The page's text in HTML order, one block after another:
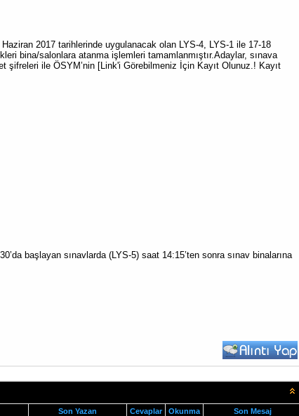
2017 tarihlerinde uygulanacak olan LYS-4, LYS-1 ile 17-18
bina/salonlara atanma işlemleri tamamlanmıştır.Adaylar, sınava
ile ÖSYM’nin [Link'i Görebilmeniz İçin Kayıt Olunuz.! Kayıt
başlayan sınavlarda (LYS-5) saat 14:15’ten sonra sınav binalarına
Son Yazan Cevaplar Okunma Son Mesaj